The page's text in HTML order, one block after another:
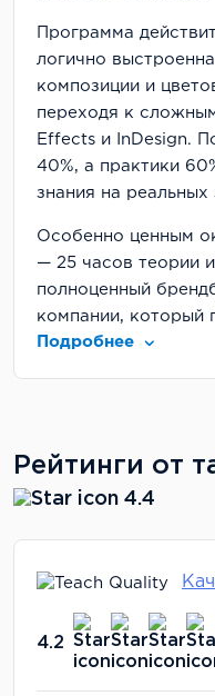
Программа
логично
композиции и
переходя к
Effects и InDesign.
40%, а практики
знания на реальных
Особенно ценным
— 25 часов теории
полноценный
компании, который
ключевых проектов
У них
отвечает быстро.
Цена
Подробнее
Рейтинги от
4.4
4.2